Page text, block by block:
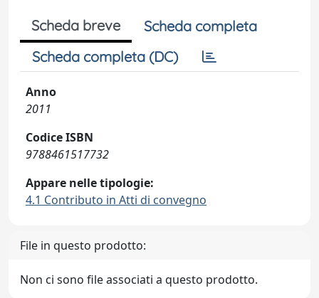
Scheda breve
Scheda completa
Scheda completa (DC)
Anno
2011
Codice ISBN
9788461517732
Appare nelle tipologie:
4.1 Contributo in Atti di convegno
File in questo prodotto:
Non ci sono file associati a questo prodotto.